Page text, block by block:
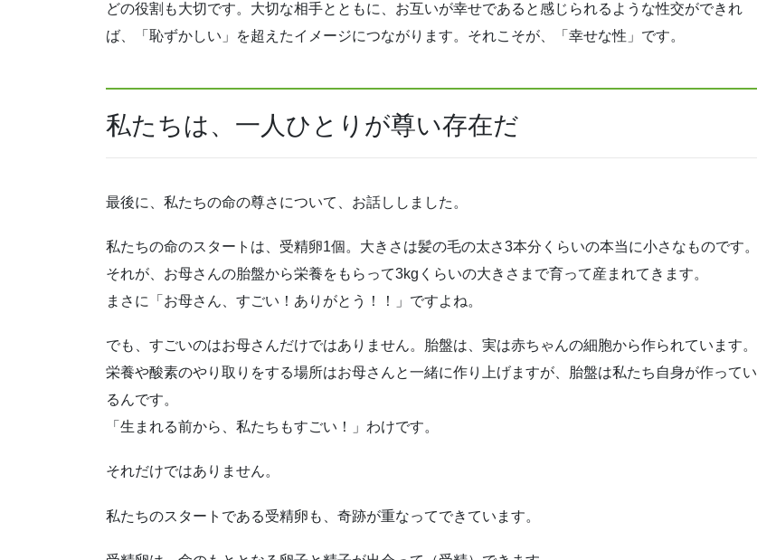
どの役割も大切です。大切な相手とともに、お互いが幸せであると感じられるような性交ができれ
ば、「恥ずかしい」を超えたイメージにつながります。それこそが、「幸せな性」です。
私たちは、一人ひとりが尊い存在だ
最後に、私たちの命の尊さについて、お話ししました。
私たちの命のスタートは、受精卵1個。大きさは髪の毛の太さ3本分くらいの本当に小さなものです。
それが、お母さんの胎盤から栄養をもらって3kgくらいの大きさまで育って産まれてきます。
まさに「お母さん、すごい！ありがとう！！」ですよね。
でも、すごいのはお母さんだけではありません。胎盤は、実は赤ちゃんの細胞から作られています。
栄養や酸素のやり取りをする場所はお母さんと一緒に作り上げますが、胎盤は私たち自身が作ってい
るんです。
「生まれる前から、私たちもすごい！」わけです。
それだけではありません。
私たちのスタートである受精卵も、奇跡が重なってできています。